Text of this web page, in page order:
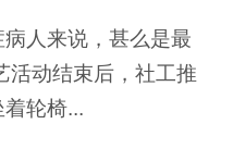
人来说，甚么是最
活动结束后，社工推
轮椅...